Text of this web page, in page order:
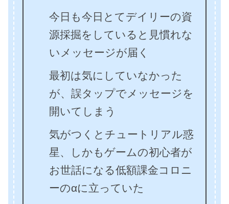
今日も今日とてデイリーの資
源採掘をしていると見慣れな
いメッセージが届く
最初は気にしていなかった
が、誤タップでメッセージを
開いてしまう
気がつくとチュートリアル惑
星、しかもゲームの初心者が
お世話になる低額課金コロニ
ーのαに立っていた